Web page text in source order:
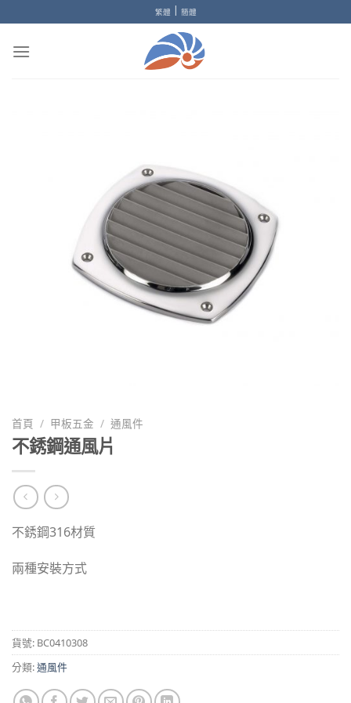
to
content
繁體 | 簡體
首頁 / 甲板五金 / 通風件
不銹鋼通風片
不銹鋼316材質
兩種安裝方式
貨號: BC0410308
分類:通風件